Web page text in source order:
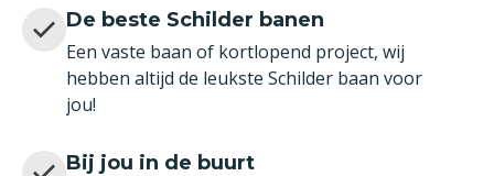
De beste Schilder banen
Een vaste baan of kortlopend project, wij
hebben altijd de leukste Schilder baan voor
jou!
Bij jou in de buurt